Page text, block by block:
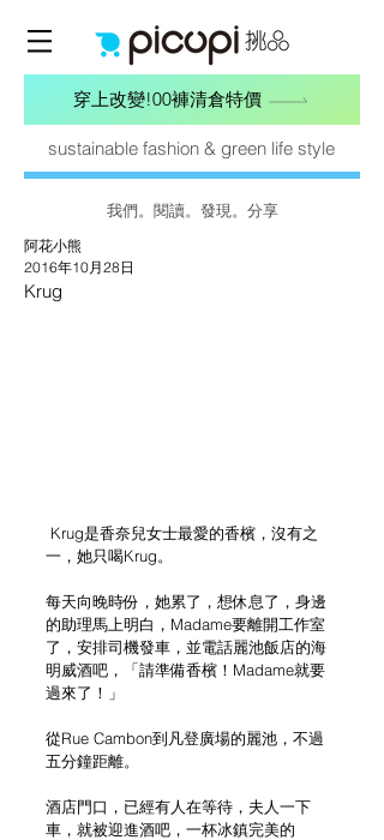
穿上改變!00褲清倉特價
sustainable fashion & green life style
我們。閱讀。發現。分享
Krug
阿花小熊
2016年10月28日
一，她只喝Krug。
每天向晚時份，她累了，想休息了，身邊
的助理馬上明白，Madame要離開工作室
了，安排司機發車，並電話麗池飯店的海
明威酒吧，「請準備香檳！Madame就要
過來了！」
從Rue Cambon到凡登廣場的麗池，不過
五分鐘距離。
酒店門口，已經有人在等待，夫人一下
車，就被迎進酒吧，一杯冰鎮完美的